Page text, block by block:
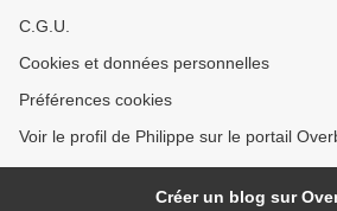
C.G.U.
Cookies et données personnelles
Préférences cookies
Voir le profil de Philippe sur le portail
Créer un blog sur